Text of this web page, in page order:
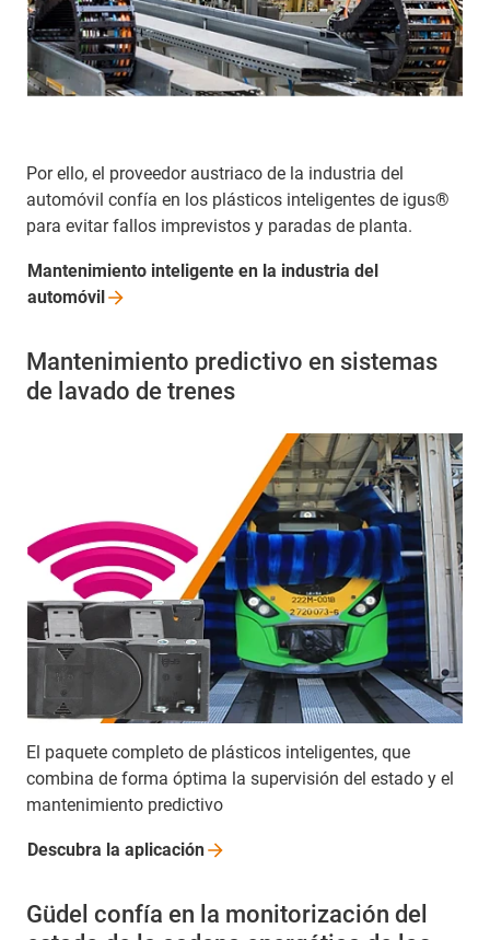
Por ello, el proveedor austriaco de la industria del
automóvil confía en los plásticos inteligentes de igus®
para evitar fallos imprevistos y paradas de planta.
Mantenimiento inteligente en la industria del
automóvil
Mantenimiento predictivo en sistemas
de lavado de trenes
El paquete completo de plásticos inteligentes, que
combina de forma óptima la supervisión del estado y el
mantenimiento predictivo
Descubra la aplicación
Güdel confía en la monitorización del